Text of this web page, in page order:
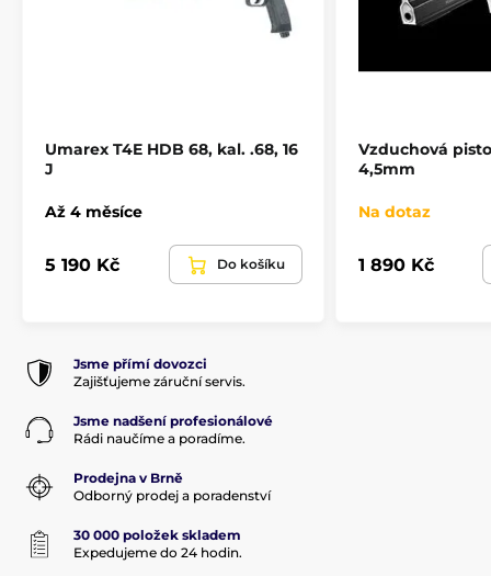
Umarex T4E HDB 68, kal. .68, 16
J
Až 4 měsíce
5 190 Kč Do košíku
Vzduchová
4,5mm
Na dotaz
1 890 Kč
Jsme přímí dovozci
Zajišťujeme záruční servis.
Jsme nadšení profesionálové
Rádi naučíme a poradíme.
Prodejna v Brně
Odborný prodej a poradenství
30 000 položek skladem
Expedujeme do 24 hodin.